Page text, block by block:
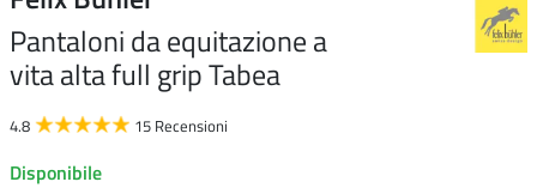
Pantaloni da equitazione a
vita alta full grip Tabea
4.8 15 Recensioni
Disponibile